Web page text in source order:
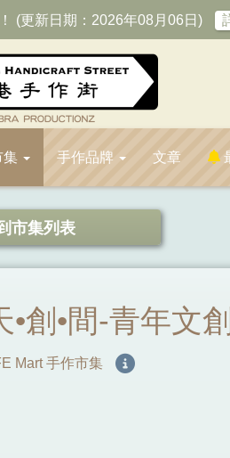
(更新日期：2026年08月06日)
集 手作品牌 文章
市集列表
•創•間-青年文
Mart 手作市集